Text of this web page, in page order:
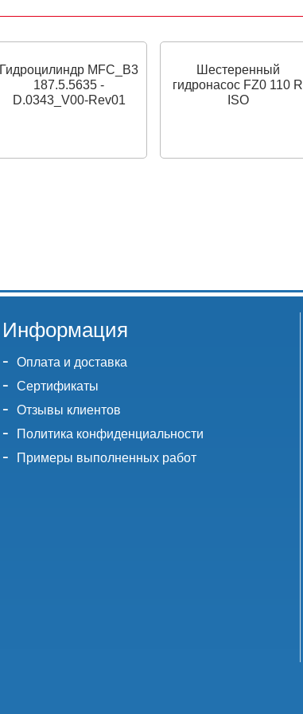
Гидроцилиндр MFC_B3
187.5.5635 -
D.0343_V00-Rev01
Шестеренный
гидронасос FZ0 110 R
ISO
Информация
Оплата и доставка
Сертификаты
Отзывы клиентов
Политика конфиденциальности
Примеры выполненных работ